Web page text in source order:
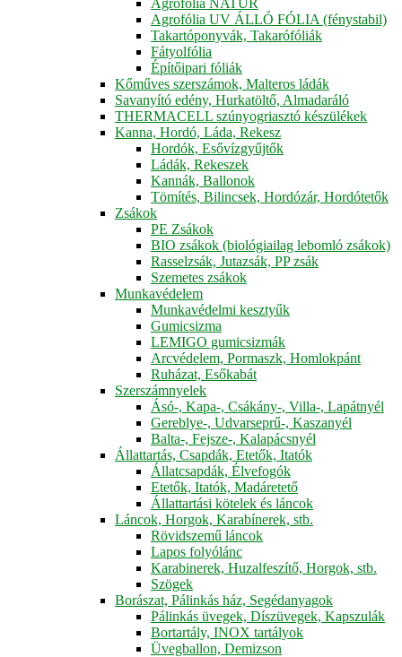
Agrofólia UV ÁLLÓ FÓLIA (fénystabil)
Takartóponyvák, Takarófóliák
Fátyolfólia
Építőipari fóliák
Kőműves szerszámok, Malteros ládák
Savanyító edény, Hurkatöltő, Almadaráló
THERMACELL szúnyogriasztó készülékek
Kanna, Hordó, Láda, Rekesz
Hordók, Esővízgyűjtők
Ládák, Rekeszek
Kannák, Ballonok
Tömítés, Bilincsek, Hordózár, Hordótetők
Zsákok
PE Zsákok
BIO zsákok (biológiailag lebomló zsákok)
Rasselzsák, Jutazsák, PP zsák
Szemetes zsákok
Munkavédelem
Munkavédelmi kesztyűk
Gumicsizma
LEMIGO gumicsizmák
Arcvédelem, Pormaszk, Homlokpánt
Ruházat, Esőkabát
Szerszámnyelek
Ásó-, Kapa-, Csákány-, Villa-, Lapátnyél
Gereblye-, Udvarseprű-, Kaszanyél
Balta-, Fejsze-, Kalapácsnyél
Állattartás, Csapdák, Etetők, Itatók
Állatcsapdák, Élvefogók
Etetők, Itatók, Madáretető
Állattartási kötelek és láncok
Láncok, Horgok, Karabínerek, stb.
Rövidszemű láncok
Lapos folyólánc
Karabinerek, Huzalfeszítő, Horgok, stb.
Szögek
Borászat, Pálinkás ház, Segédanyagok
Pálinkás üvegek, Díszüvegek, Kapszulák
Bortartály, INOX tartályok
Üvegballon, Demizson